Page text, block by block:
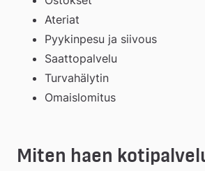
Ateriat
Pyykinpesu ja siivous
Saattopalvelu
Turvahälytin
Omaislomitus
Miten haen